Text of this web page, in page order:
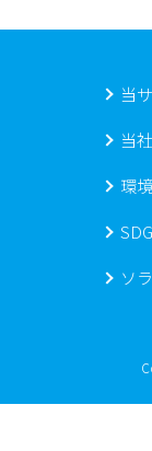
当
当
環
ソ